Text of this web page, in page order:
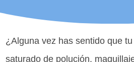
¿Alguna vez has sentido que
saturado de polución,